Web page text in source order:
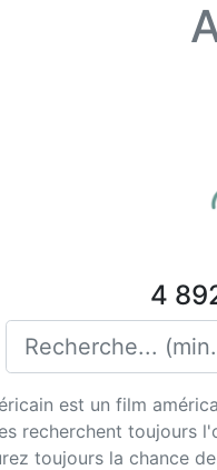
4
est un film
recherchent
toujours la chance